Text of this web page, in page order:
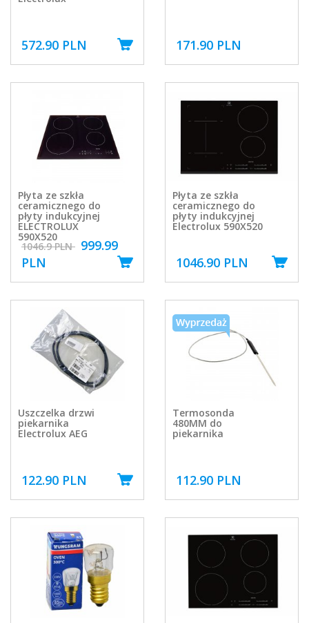
572.90 PLN 171.90 PLN
Płyta ze szkła
ceramicznego do
płyty indukcyjnej
ELECTROLUX
590X520
1046.9 PLN 999.99
PLN
Płyta ze szkła
ceramicznego do
płyty indukcyjnej
Electrolux 590X520
1046.90 PLN
Uszczelka drzwi
piekarnika
Electrolux AEG
122.90 PLN
Termosonda
480MM do
piekarnika
112.90 PLN